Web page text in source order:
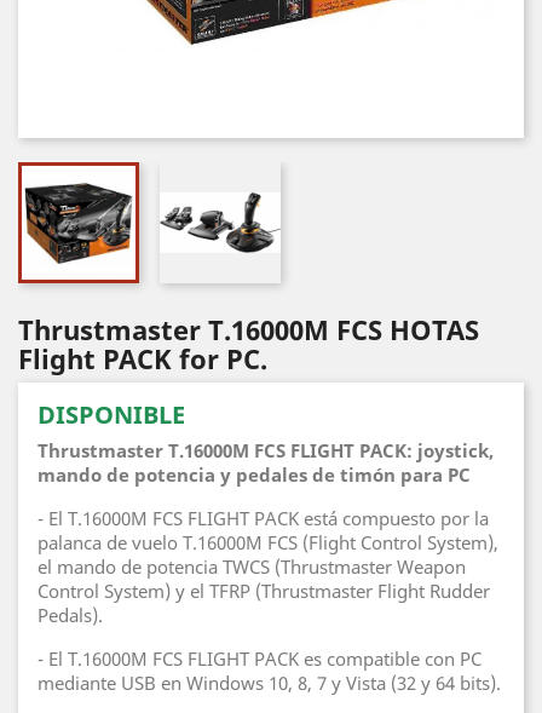
Thrustmaster T.16000M FCS HOTAS
Flight PACK for PC.
DISPONIBLE
Thrustmaster T.16000M FCS FLIGHT PACK: joystick,
mando de potencia y pedales de timón para PC
- El T.16000M FCS FLIGHT PACK está compuesto por la
palanca de vuelo T.16000M FCS (Flight Control System),
el mando de potencia TWCS (Thrustmaster Weapon
Control System) y el TFRP (Thrustmaster Flight Rudder
Pedals).
- El T.16000M FCS FLIGHT PACK es compatible con PC
mediante USB en Windows 10, 8, 7 y Vista (32 y 64 bits).